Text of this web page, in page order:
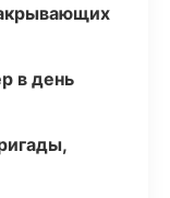
в день